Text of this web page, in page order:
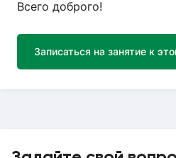
Всего доброго!
Записаться на занятие к